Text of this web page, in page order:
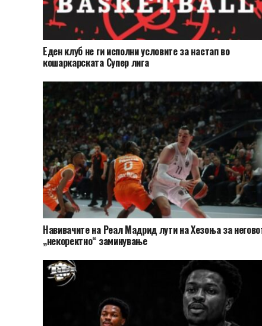
Еден клуб не ги исполни условите за настап во
кошаркарската Супер лига
Навивачите на Реал Мадрид лути на Хезоња за
„некоректно“ заминување